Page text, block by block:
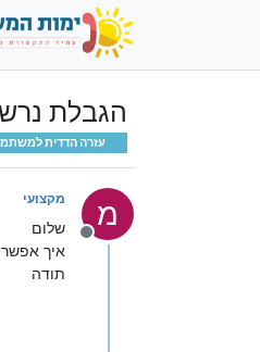
הגבלת
עזרה הדדית
מ
מנותק
מקצועי
שלום
איך אפשר להגביל
תודה